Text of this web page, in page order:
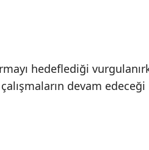
hedeflediği
devam